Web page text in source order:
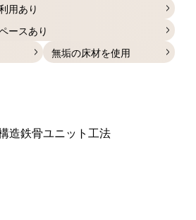
用あり
ースあり
無垢の床材を使用
造鉄骨ユニット工法